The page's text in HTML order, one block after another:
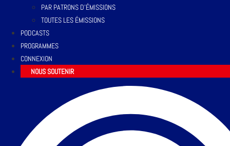
PAR PATRONS D’ÉMISSIONS
TOUTES LES ÉMISSIONS
PODCASTS
PROGRAMMES
CONNEXION
NOUS SOUTENIR